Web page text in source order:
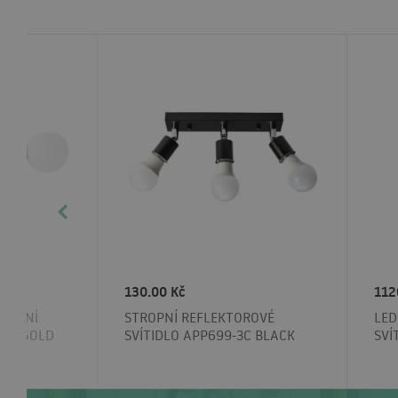
GOLD
130.00 Kč
STROPNÍ REFLEKTOROVÉ
SVÍTIDLO APP699-3C BLACK